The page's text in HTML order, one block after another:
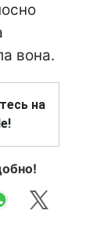
вона.
на